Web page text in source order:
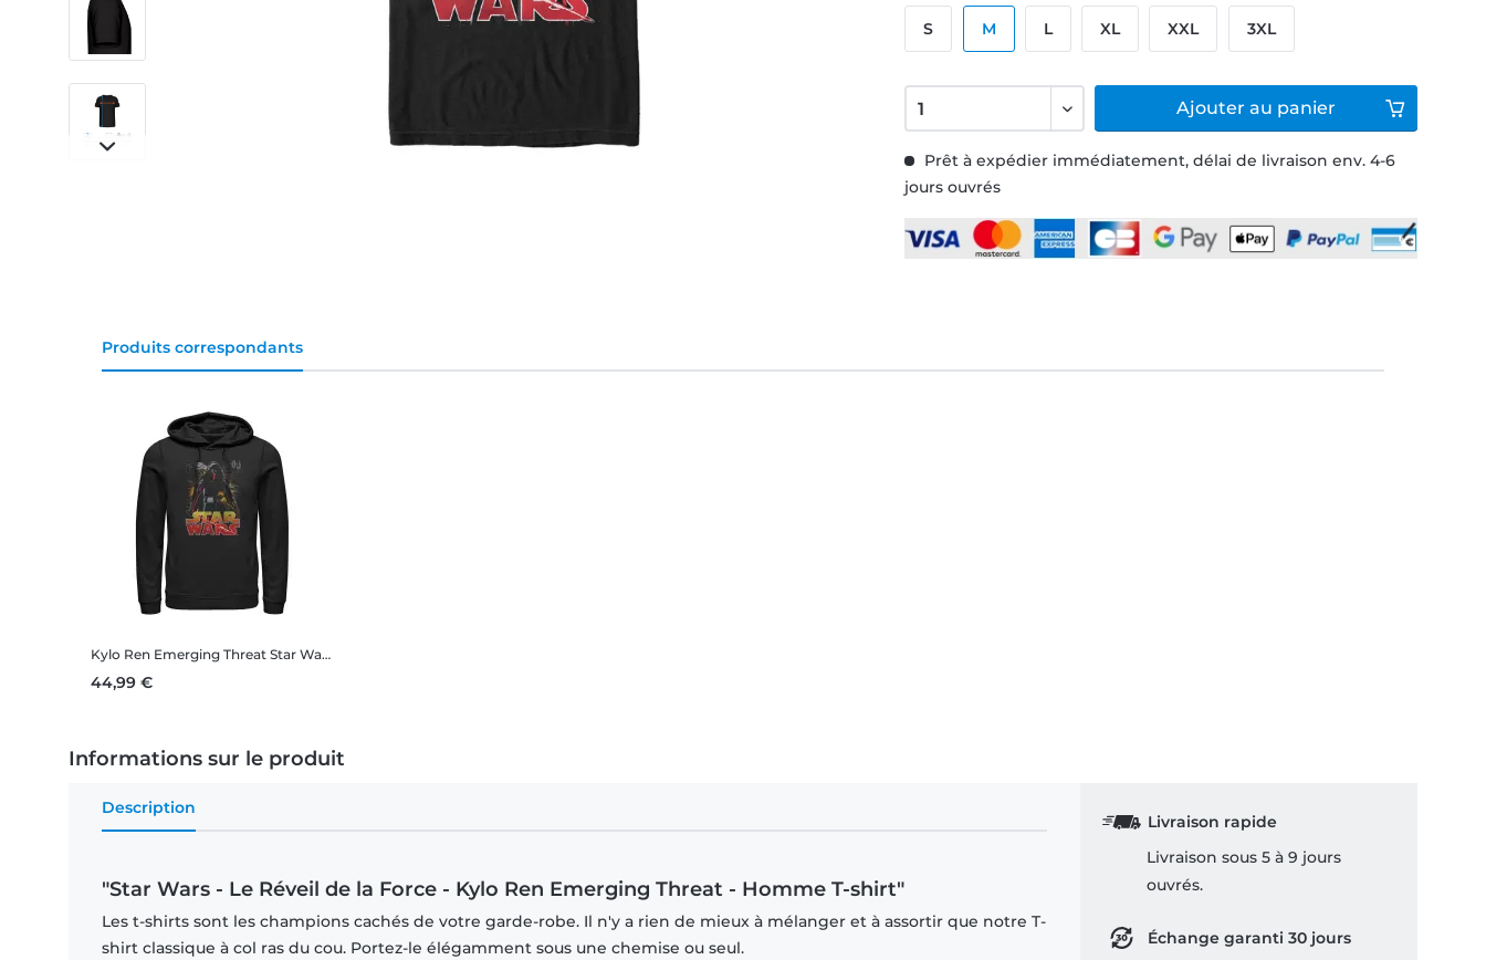
Prêt à expédier immédiatement, délai de livraison env. 4-6
jours ouvrés
S M L XL XXL 3XL
Ajouter au panier
Produits correspondants
Kylo Ren Emerging Threat Star Wars - Le Réveil de la Force - Kylo Ren Emerging Threat - Unisex Sweat à capuche
44,99 €
Informations sur le produit
Description
"Star Wars - Le Réveil de la Force - Kylo Ren Emerging Threat - Homme T-shirt"
Les t-shirts sont les champions cachés de votre garde-robe. Il n'y a rien de mieux à mélanger et à assortir que notre T-
shirt classique à col ras du cou. Portez-le élégamment sous une chemise ou seul.
Livraison rapide
Livraison sous 5 à 9 jours
ouvrés.
Échange garanti 30 jours